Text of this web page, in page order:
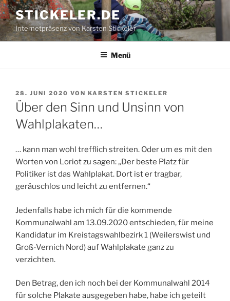
Zum
Inhalt
springen
STICKELER.DE
Internetpräsenz von Karsten Stickeler
Menü
VERÖFFENTLICHT
AM
28. JUNI 2020 VON KARSTEN STICKELER
Über den Sinn und Unsinn von
Wahlplakaten…
… kann man wohl trefflich streiten. Oder um es mit den
Worten von Loriot zu sagen: „Der beste Platz für
Politiker ist das Wahlplakat. Dort ist er tragbar,
geräuschlos und leicht zu entfernen.“
Jedenfalls habe ich mich für die kommende
Kommunalwahl am 13.09.2020 entschieden, für meine
Kandidatur im Kreistagswahlbezirk 1 (Weilerswist und
Groß-Vernich Nord) auf Wahlplakate ganz zu
verzichten.
Den Betrag, den ich noch bei der Kommunalwahl 2014
für solche Plakate ausgegeben habe, habe ich geteilt